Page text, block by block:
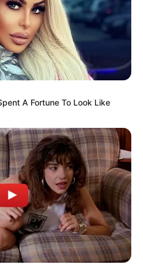
A Fortune To Look Like